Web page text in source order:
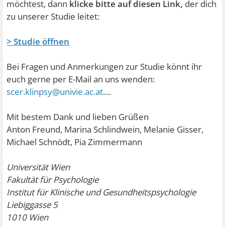
möchtest, dann klicke bitte auf diesen Link, der dich
zu unserer Studie leitet:
> Studie öffnen
Bei Fragen und Anmerkungen zur Studie könnt ihr
euch gerne per E-Mail an uns wenden:
scer.klinpsy@univie.ac.at....
Mit bestem Dank und lieben Grüßen
Anton Freund, Marina Schlindwein, Melanie Gisser,
Michael Schnödt, Pia Zimmermann
Universität Wien
Fakultät für Psychologie
Institut für Klinische und Gesundheitspsychologie
Liebiggasse 5
1010 Wien